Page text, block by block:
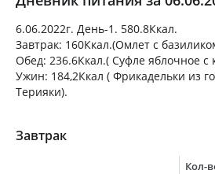
6.06.2022г. День-1. 580.8Ккал.
Завтрак: 160Ккал.(Омлет с
Обед: 236.6Ккал.( Суфле яблочное с
Ужин: 184,2Ккал ( Фрикадельки из
Терияки).
Завтрак
Кол-